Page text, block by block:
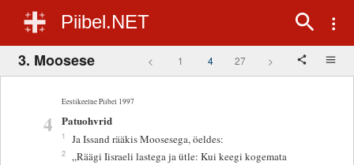
Piibel.NET
3. Moosese < 1 4 27 >
Eestikeelne Piibel 1997
4 Patuohvrid
1 Ja Issand rääkis Moosesega, öeldes:
2 „Räägi Iisraeli lastega ja ütle: Kui keegi kogemata